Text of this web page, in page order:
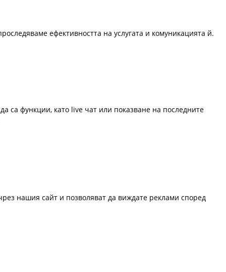
ефективността на услугата и комуникацията й.
са функции, като live чат или показване на последните
нашия сайт и позволяват да виждате реклами според